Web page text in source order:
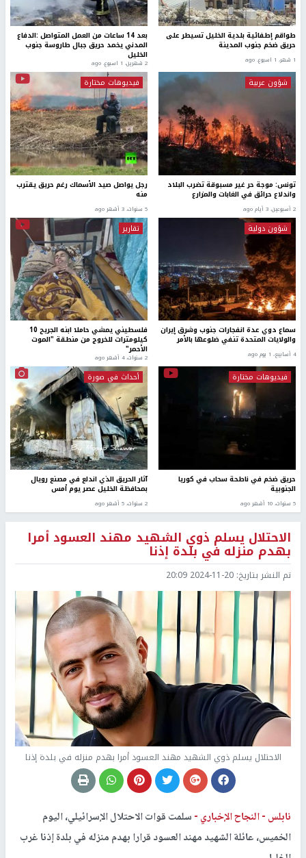
طواقم إطفائية بلدية الخليل تسيطر على
حريق ضخم جنوب المدينة
1 شهر، 1 اسبوع. ago
بعد 14 ساعات من العمل المتواصل :الدفاع
المدني يخمد حريق جبال طاروسة جنوب
الخليل
2 شهرين، 1 اسبوع. ago
شؤون عربية
تونس: موجة حر غير مسبوقة تضرب البلاد
واندلاع حرائق في الغابات والمزارع
2 أسبوعين، 3 أيام ago
فيديوهات مختارة
رجل يواصل صيد الأسماك رغم حريق يقترب
منه
5 سنوات، 3 أشهر ago
شؤون دولية
سماع دوي عدة انفجارات جنوب وشرق إيران
والولايات المتحدة تنفي ضلوعها بالأمر
4 أسابيع، 1 يوم ago
تقارير
فلسطيني يمشي حاملا ابنه الجريح 10
كيلومترات للخروج من منطقة "الموت
الأحمر"
2 سنوات، 4 أشهر ago
فيديوهات مختارة
حريق ضخم في ناطحة سحاب في كوريا
الجنوبية
5 سنوات، 10 أشهر ago
أحداث في صورة
آثار الحريق الذي اندلع في مصنع رويال
بمحافظة الخليل عصر يوم أمس
2 سنوات، 5 أشهر ago
الاحتلال يسلم ذوي الشهيد مهند العسود أمرا
بهدم منزله في بلدة إذنا
تم النشر بتاريخ: 2024-11-20 20:09
الاحتلال يسلم ذوي الشهيد مهند العسود أمرا بهدم منزله في بلدة إذنا
نابلس -النجاح الإخباري -سلمت قوات الاحتلال الإسرائيلي، اليوم
الخميس، عائلة الشهيد مهند العسود قرارا بهدم منزله في بلدة إذنا غرب